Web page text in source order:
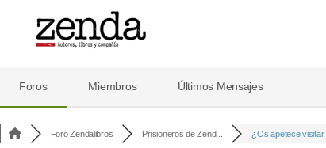
Zenda
Foros Miembros Últimos Mensajes
Foro Zendalibros Prisioneros de Zend... ¿Os apetece visitar...